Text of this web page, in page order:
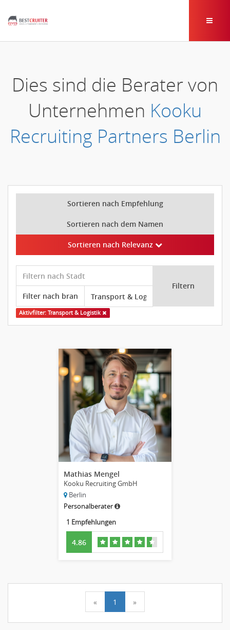
Dies sind die Berater von
Unternehmen Kooku
Recruiting Partners Berlin
Sortieren nach Empfehlung
Sortieren nach dem Namen
Sortieren nach Relevanz
Filtern
Aktivfilter: Transport & Logistik
Mathias Mengel
Kooku Recruiting GmbH
Berlin
Personalberater
1 Empfehlungen
4.86
« 1 »